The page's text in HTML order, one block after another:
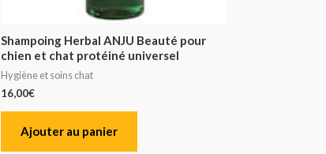
Shampoing Herbal ANJU Beauté pour
chien et chat protéiné universel
Hygiène et soins chat
16,00€
Ajouter au panier